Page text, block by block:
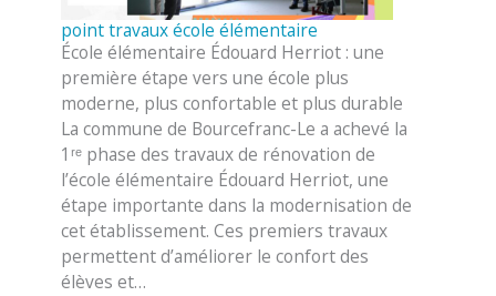
point travaux école élémentaire
École élémentaire Édouard Herriot : une
première étape vers une école plus
moderne, plus confortable et plus durable
La commune de Bourcefranc-Le a achevé la
1ʳᵉ phase des travaux de rénovation de
l’école élémentaire Édouard Herriot, une
étape importante dans la modernisation de
cet établissement. Ces premiers travaux
permettent d’améliorer le confort des
élèves et…